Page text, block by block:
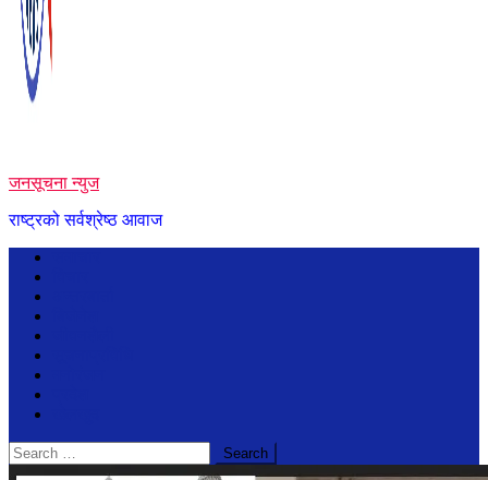
जनसूचना न्युज
राष्ट्रको सर्वश्रेष्ठ आवाज
Search
for: